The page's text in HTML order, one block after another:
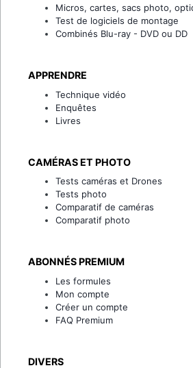
Micros, cartes, sacs photo,
Test de logiciels de montage
Combinés Blu-ray - DVD ou DD
APPRENDRE
Technique vidéo
Enquêtes
Livres
CAMÉRAS ET PHOTO
Tests caméras et Drones
Tests photo
Comparatif de caméras
Comparatif photo
ABONNÉS PREMIUM
Les formules
Mon compte
Créer un compte
FAQ Premium
DIVERS